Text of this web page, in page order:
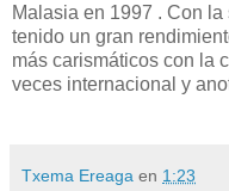
Malasia en 1997 . Con
tenido un gran
más carismáticos con la
veces internacional y
Txema Ereaga en 1:23